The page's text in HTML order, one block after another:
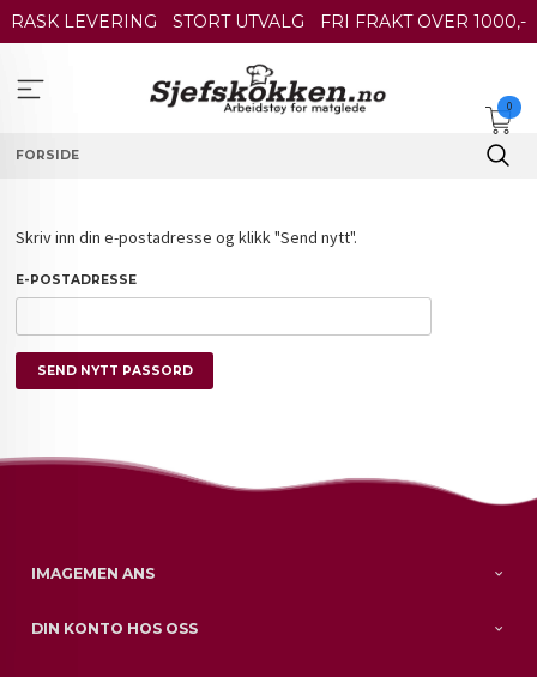
GåRASK LEVERING STORT UTVALG FRI FRAKT OVER 1000,-
0
FORSIDE
Skriv inn din e-postadresse og klikk "Send nytt".
E-POSTADRESSE
IMAGEMEN ANS
DIN KONTO HOS OSS